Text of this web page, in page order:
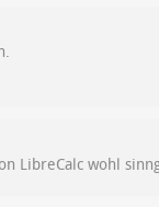
LibreCalc wohl